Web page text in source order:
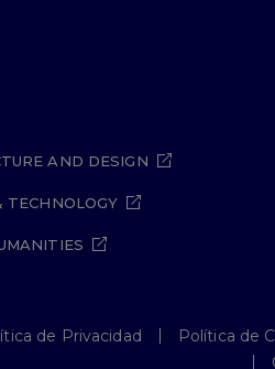
AND DESIGN
TECHNOLOGY
de Privacidad
Política de